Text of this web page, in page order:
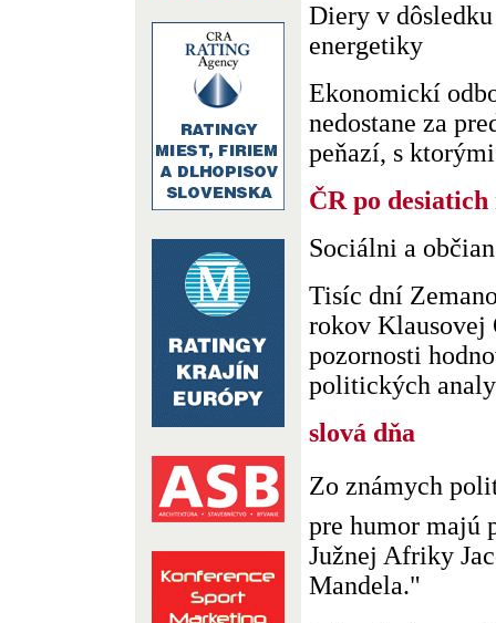
Diery v
energetiky
Ekonomickí
nedostane za
peňazí, s
ČR po
Sociálni a
Tisíc dní
rokov Klausovej
pozornosti
politických
slová dňa
Zo známych
pre humor majú
Južnej Afriky
Mandela."